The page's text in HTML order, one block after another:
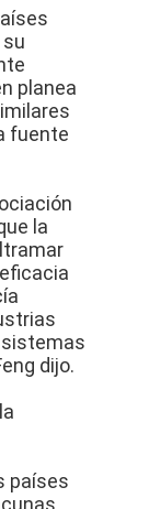
planea
fuente
la
dijo.
países